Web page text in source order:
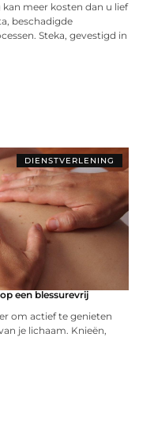
meer kosten dan u lief
beschadigde
Steka, gevestigd in
DIENSTVERLENING
een blessurevrij
om actief te genieten
je lichaam. Knieën,